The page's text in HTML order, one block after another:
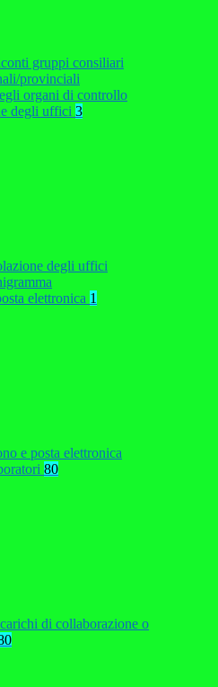
gruppi consiliari
provinciali
organi di controllo
degli uffici 3
degli uffici
elettronica 1
e posta elettronica
80
di collaborazione o